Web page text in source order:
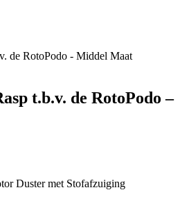
t.b.v. de RotoPodo –